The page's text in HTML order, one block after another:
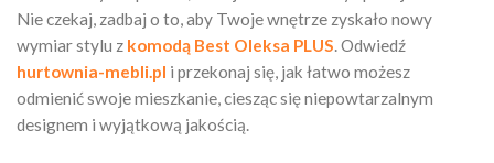
Nie czekaj, zadbaj o to, aby Twoje wnętrze zyskało nowy
wymiar stylu z komodą Best Oleksa PLUS. Odwiedź
hurtownia-mebli.pl i przekonaj się, jak łatwo możesz
odmienić swoje mieszkanie, ciesząc się niepowtarzalnym
designem i wyjątkową jakością.